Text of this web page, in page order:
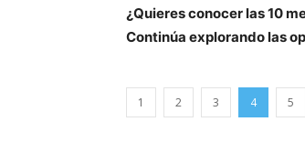
¿Quieres conocer las 10
Continúa explorando las
1 2 3 4 5